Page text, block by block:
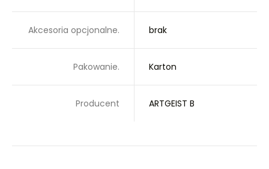
Akcesoria opcjonalne. brak
Pakowanie. Karton
Producent ARTGEIST B